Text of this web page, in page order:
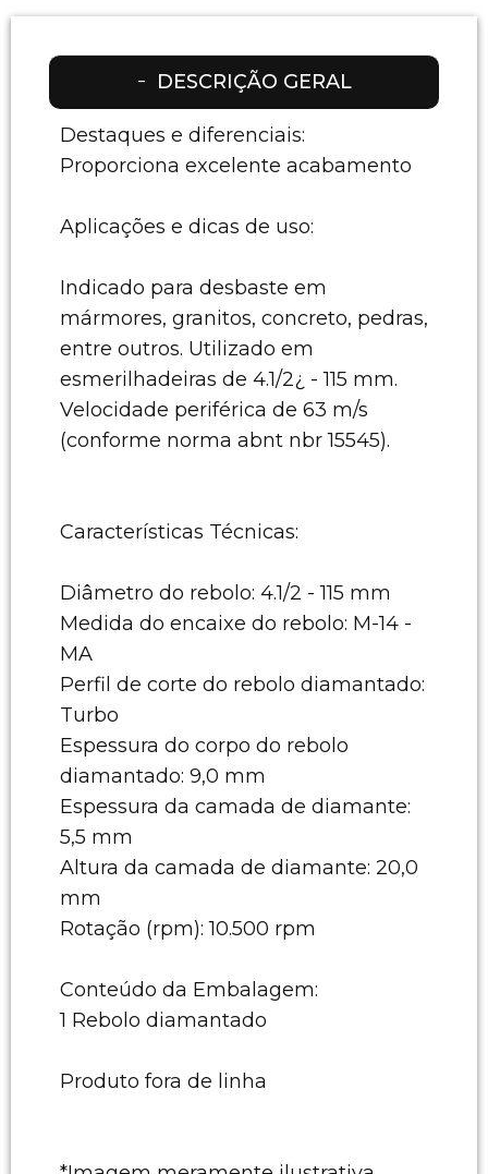
DESCRIÇÃO GERAL
Destaques e diferenciais:
Proporciona excelente acabamento
Aplicações e dicas de uso:
Indicado para desbaste em
mármores, granitos, concreto, pedras,
entre outros. Utilizado em
esmerilhadeiras de 4.1/2¿ - 115 mm.
Velocidade periférica de 63 m/s
(conforme norma abnt nbr 15545).
Características Técnicas:
Diâmetro do rebolo: 4.1/2 - 115 mm
Medida do encaixe do rebolo: M-14 -
MA
Perfil de corte do rebolo diamantado:
Turbo
Espessura do corpo do rebolo
diamantado: 9,0 mm
Espessura da camada de diamante:
5,5 mm
Altura da camada de diamante: 20,0
mm
Rotação (rpm): 10.500 rpm
Conteúdo da Embalagem:
1 Rebolo diamantado
Produto fora de linha